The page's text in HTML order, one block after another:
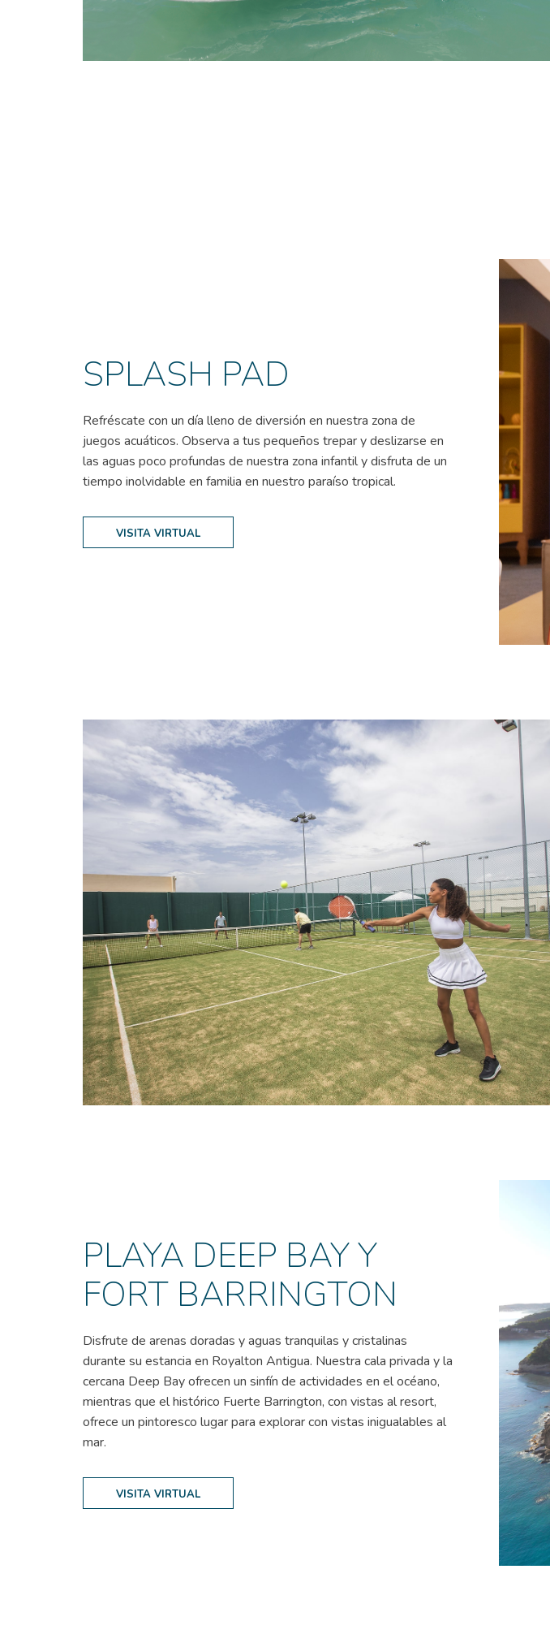
SPLASH PAD
Refréscate con un día lleno de diversión en nuestra zona de
juegos acuáticos. Observa a tus pequeños trepar y deslizarse en
las aguas poco profundas de nuestra zona infantil y disfruta de un
tiempo inolvidable en familia en nuestro paraíso tropical.
VISITA VIRTUAL
PLAYA DEEP BAY Y
FORT BARRINGTON
Disfrute de arenas doradas y aguas tranquilas y cristalinas
durante su estancia en Royalton Antigua. Nuestra cala privada y la
cercana Deep Bay ofrecen un sinfín de actividades en el océano,
mientras que el histórico Fuerte Barrington, con vistas al resort,
ofrece un pintoresco lugar para explorar con vistas inigualables al
mar.
VISITA VIRTUAL